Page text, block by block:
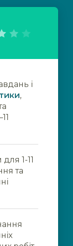
і
,
1-11
та